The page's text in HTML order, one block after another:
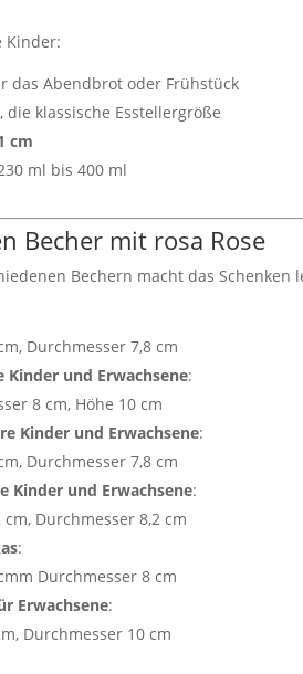
Kinder:
das Abendbrot oder Frühstück
, die klassische Esstellergröße
cm
ml bis 400 ml
Becher mit rosa Rose
Bechern macht das Schenken
Durchmesser 7,8 cm
Kinder und Erwachsene:
8 cm, Höhe 10 cm
Kinder und Erwachsene:
Durchmesser 7,8 cm
Kinder und Erwachsene:
Durchmesser 8,2 cm
:
Durchmesser 8 cm
Erwachsene:
Durchmesser 10 cm